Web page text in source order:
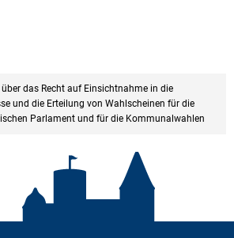
das Recht auf Einsichtnahme in die
und die Erteilung von Wahlscheinen für die
Parlament und für die Kommunalwahlen